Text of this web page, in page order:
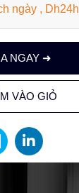
ngày , Dh24h
NGAY ➜
VÀO GIỎ